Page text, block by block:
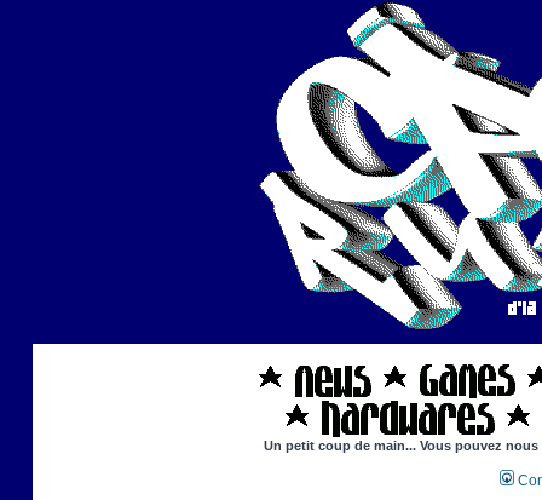
Un petit coup de main... Vous pouvez